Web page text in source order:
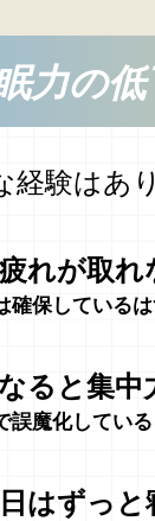
力の低
経験はあ
れが取れ
確保している
ると集中
誤魔化している
はずっ